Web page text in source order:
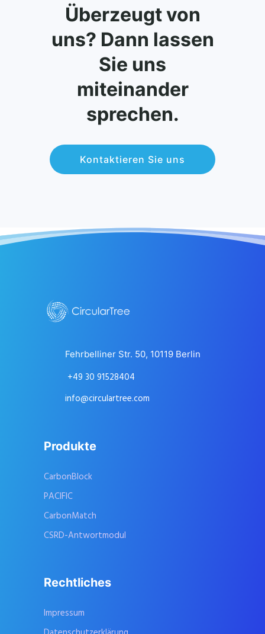
Überzeugt von
uns? Dann lassen
Sie uns
miteinander
sprechen.
Kontaktieren Sie uns
Fehrbelliner Str. 50, 10119 Berlin
+49 30 91528404
info@circulartree.com
Produkte
CarbonBlock
PACIFIC
CarbonMatch
CSRD-Antwortmodul
Rechtliches
Impressum